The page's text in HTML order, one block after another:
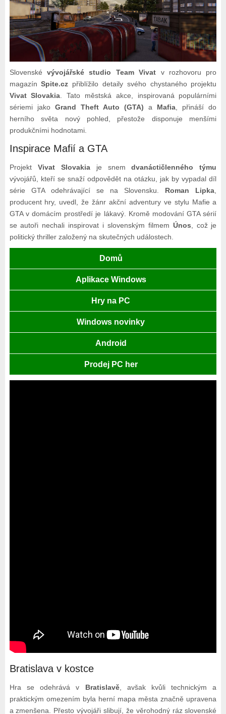
Slovenské vývojářské studio Team Vivat v rozhovoru pro
magazínSpite.cz přiblížilo detaily svého chystaného projektu
Vivat Slovakia. Tato městská akce, inspirovaná populárními
sériemi jako Grand Theft Auto (GTA) a Mafia, přináší do
herního světa nový pohled, přestože disponuje menšími
produkčními hodnotami.
Inspirace Mafií a GTA
Projekt Vivat Slovakiaje snemdvanáctičlenného týmu
vývojářů, kteří se snaží odpovědět na otázku, jak by vypadal díl
série GTA odehrávající se na Slovensku. Roman Lipka,
producent hry, uvedl, že žánr akční adventury ve stylu Mafie a
GTA v domácím prostředí je lákavý. Kromě modování GTA sérií
se autoři nechali inspirovat i slovenským filmem Únos, což je
politický thriller založený na skutečných událostech.
Domů
Aplikace Windows
Hry na PC
Windows novinky
Android
Prodej PC her
Bratislava v kostce
Hra se odehrává v Bratislavě, avšak kvůli technickým a
praktickým omezením byla herní mapa města značně upravena
a zmenšena. Přesto vývojáři slibují, že věrohodný ráz slovenské